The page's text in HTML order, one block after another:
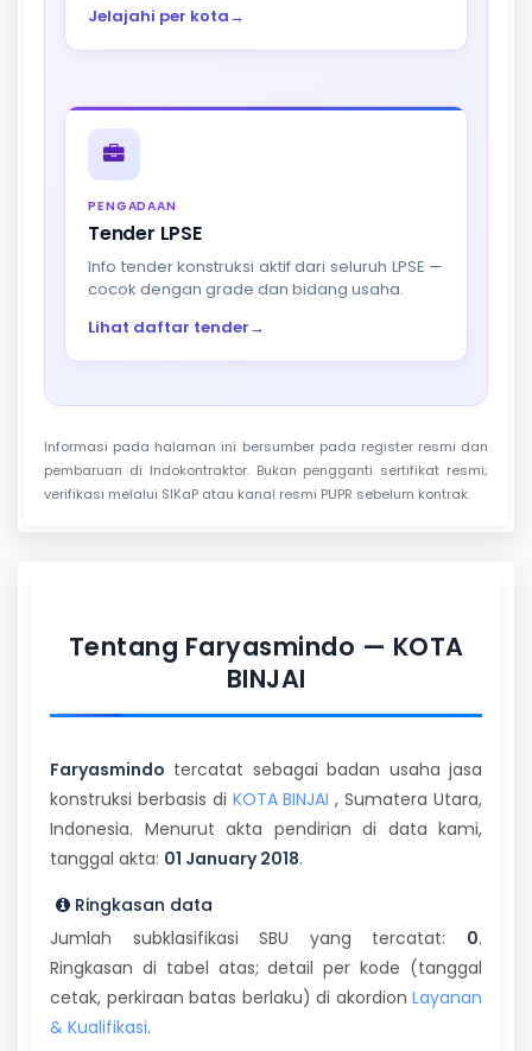
Jelajahi per kota→
PENGADAAN
Tender LPSE
Info tender konstruksi aktif dari seluruh LPSE —
cocok dengan grade dan bidang usaha.
Lihat daftar tender→
Informasi pada halaman ini bersumber pada register resmi dan
pembaruan di Indokontraktor. Bukan pengganti sertifikat resmi;
verifikasi melalui SIKaP atau kanal resmi PUPR sebelum kontrak.
Tentang Faryasmindo — KOTA
BINJAI
Faryasmindo tercatat sebagai badan usaha jasa
konstruksi berbasis di KOTA BINJAI , Sumatera Utara,
Indonesia. Menurut akta pendirian di data kami,
tanggal akta: 01 January 2018.
Ringkasan data
Jumlah subklasifikasi SBU yang tercatat: 0.
Ringkasan di tabel atas; detail per kode (tanggal
cetak, perkiraan batas berlaku) di akordion Layanan
& Kualifikasi.